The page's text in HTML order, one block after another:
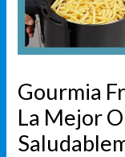
Gourmia
La Mejor